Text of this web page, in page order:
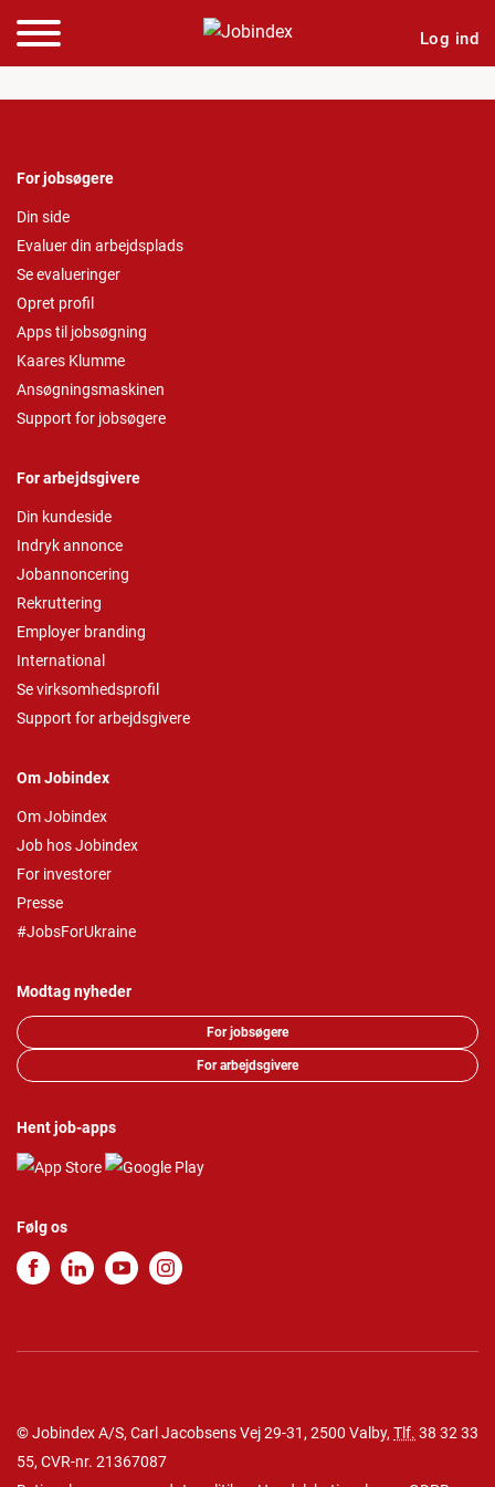
Log ind
For jobsøgere
Din side
Evaluer din arbejdsplads
Se evalueringer
Opret profil
Apps til jobsøgning
Kaares Klumme
Ansøgningsmaskinen
Support for jobsøgere
For arbejdsgivere
Din kundeside
Indryk annonce
Jobannoncering
Rekruttering
Employer branding
International
Se virksomhedsprofil
Support for arbejdsgivere
Om Jobindex
Om Jobindex
Job hos Jobindex
For investorer
Presse
#JobsForUkraine
Modtag nyheder
For jobsøgere
For arbejdsgivere
Hent job-apps
Følg os
© Jobindex A/S, Carl Jacobsens Vej 29-31, 2500 Valby, Tlf. 38 32 33
55, CVR-nr. 21367087